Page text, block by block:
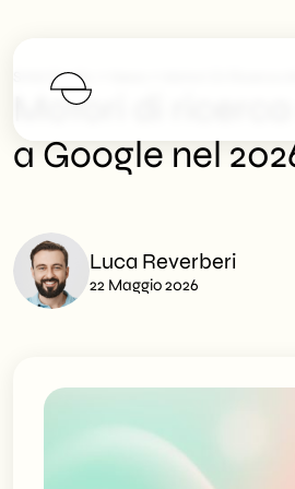
SHM Studio Motori Di Ricerca
Motori di
a Google nel
Luca Reverberi
22 Maggio 2026